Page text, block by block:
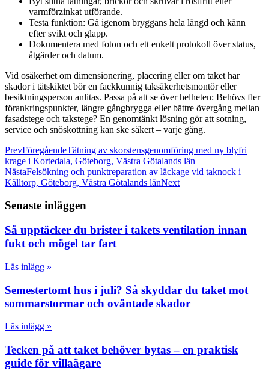
varmförzinkat utförande.
Testa funktion: Gå igenom bryggans hela längd och känn
efter svikt och glapp.
Dokumentera med foton och ett enkelt protokoll över status,
åtgärder och datum.
Vid osäkerhet om dimensionering, placering eller om taket har
skador i tätskiktet bör en fackkunnig taksäkerhetsmontör eller
besiktningsperson anlitas. Passa på att se över helheten: Behövs fler
förankringspunkter, längre gångbrygga eller bättre övergång mellan
fasadstege och takstege? En genomtänkt lösning gör att sotning,
service och snöskottning kan ske säkert – varje gång.
PrevFöregåendeTätning av skorstensgenomföring med ny blyfri
krage i Kortedala, Göteborg, Västra Götalands län
NästaFelsökning och punktreparation av läckage vid taknock i
Kålltorp, Göteborg, Västra Götalands länNext
Senaste inläggen
Så upptäcker du brister i takets ventilation innan
fukt och mögel tar fart
Läs inlägg »
Semestertomt hus i juli? Så skyddar du taket mot
sommarstormar och oväntade skador
Läs inlägg »
Tecken på att taket behöver bytas – en praktisk
guide för villaägare